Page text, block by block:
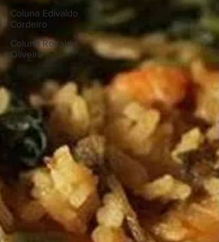
Coluna Edivaldo
Cordeiro
Coluna Ronaldo
Oliveira